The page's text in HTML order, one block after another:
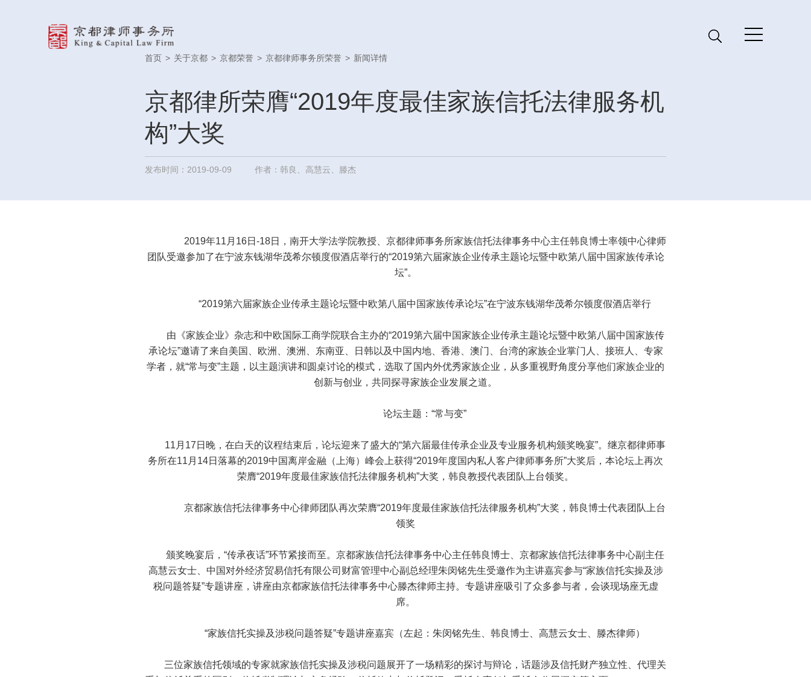
首页 > 关于京都 > 京都荣誉 > 京都律师事务所荣誉 > 新闻详情
京都律所荣膺“2019年度最佳家族信托法律服务机
构”大奖
发布时间：2019-09-09 作者：韩良、高慧云、滕杰
2019年11月16日-18日，南开大学法学院教授、京都律师事务所家族信托法律事务中心主任韩良博士率领中心律师
团队受邀参加了在宁波东钱湖华茂希尔顿度假酒店举行的“2019第六届家族企业传承主题论坛暨中欧第八届中国家族传承论
坛”。
“2019第六届家族企业传承主题论坛暨中欧第八届中国家族传承论坛”在宁波东钱湖华茂希尔顿度假酒店举行
由《家族企业》杂志和中欧国际工商学院联合主办的“2019第六届中国家族企业传承主题论坛暨中欧第八届中国家族传
承论坛”邀请了来自美国、欧洲、澳洲、东南亚、日韩以及中国内地、香港、澳门、台湾的家族企业掌门人、接班人、专家
学者，就“常与变”主题，以主题演讲和圆桌讨论的模式，选取了国内外优秀家族企业，从多重视野角度分享他们家族企业的
创新与创业，共同探寻家族企业发展之道。
论坛主题：“常与变”
11月17日晚，在白天的议程结束后，论坛迎来了盛大的“第六届最佳传承企业及专业服务机构颁奖晚宴”。继京都律师事
务所在11月14日落幕的2019中国离岸金融（上海）峰会上获得“2019年度国内私人客户律师事务所”大奖后，本论坛上再次
荣膺“2019年度最佳家族信托法律服务机构”大奖，韩良教授代表团队上台领奖。
京都家族信托法律事务中心律师团队再次荣膺“2019年度最佳家族信托法律服务机构”大奖，韩良博士代表团队上台
领奖
颁奖晚宴后，“传承夜话”环节紧接而至。京都家族信托法律事务中心主任韩良博士、京都家族信托法律事务中心副主任
高慧云女士、中国对外经济贸易信托有限公司财富管理中心副总经理朱闵铭先生受邀作为主讲嘉宾参与“家族信托实操及涉
税问题答疑”专题讲座，讲座由京都家族信托法律事务中心滕杰律师主持。专题讲座吸引了众多参与者，会谈现场座无虚
席。
“家族信托实操及涉税问题答疑”专题讲座嘉宾（左起：朱闵铭先生、韩良博士、高慧云女士、滕杰律师）
三位家族信托领域的专家就家族信托实操及涉税问题展开了一场精彩的探讨与辩论，话题涉及信托财产独立性、代理关